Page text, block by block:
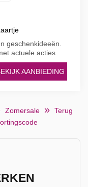
geschenkideeën.
actuele acties
AANBIEDING
Zomersale
Terug